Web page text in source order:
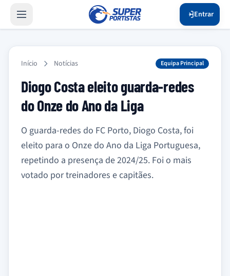
Entrar
Início Notícias Equipa Principal
Diogo Costa eleito guarda-redes
do Onze do Ano da Liga
O guarda-redes do FC Porto, Diogo Costa, foi
eleito para o Onze do Ano da Liga Portuguesa,
repetindo a presença de 2024/25. Foi o mais
votado por treinadores e capitães.